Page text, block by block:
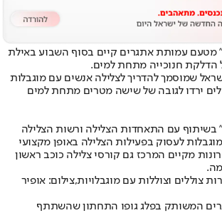
מטעם עמותת אתגרים קיים בסוף השבוע באילת
הדלקת חנוכייה מתחת למים.
שמוסמך להדריך לצלילה אנשים עם מוגבלות
שהיא. 150 צוללים ירדו לגובה של שישה מטרים מתחת למים
בשיתוף עם התאחדות הצלילה ורשות הצלילה
לעסוק בפעילות הצלילה באופן מקצועי
מקיים המרכז גם קורסי צלילה כוכב ראשון
צוללים וצוללות עם מוגבלויות,צילום: אופיר
המשותק בפלג גופו התחתון שהשתתף